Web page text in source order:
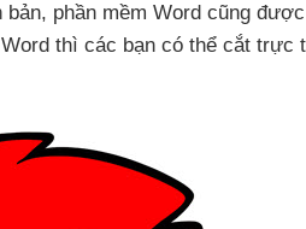
bản, phần mềm Word cũng được
thì các bạn có thể cắt trực